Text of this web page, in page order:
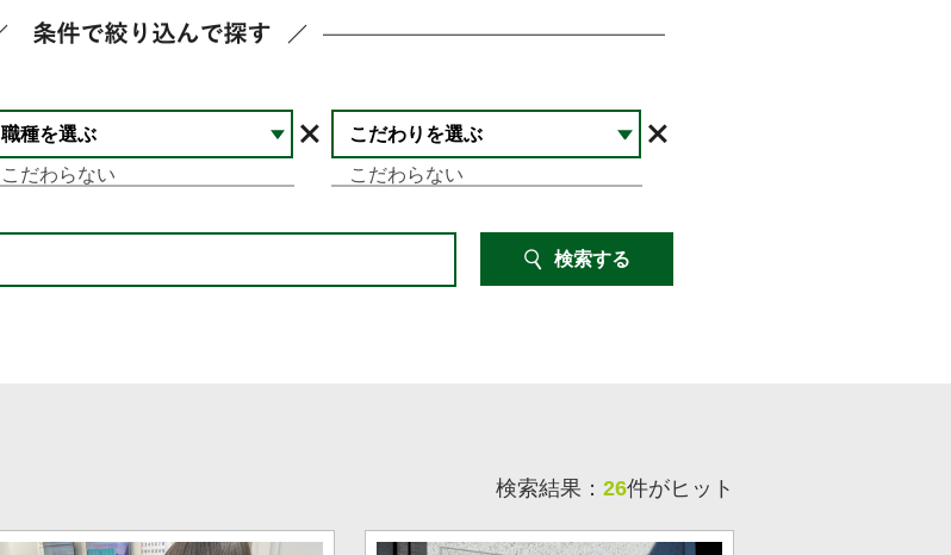
職種を選ぶ こだわりを選ぶ
検索する
検索結果： 26件がヒット